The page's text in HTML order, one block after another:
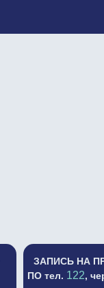
ЗАПИСЬ НА
ПО тел. 122,